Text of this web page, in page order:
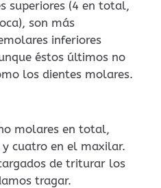
superiores (4 en total,
son más
inferiores
éstos últimos no
los dientes molares.
molares en total,
cuatro en el maxilar.
de triturar los
tragar.